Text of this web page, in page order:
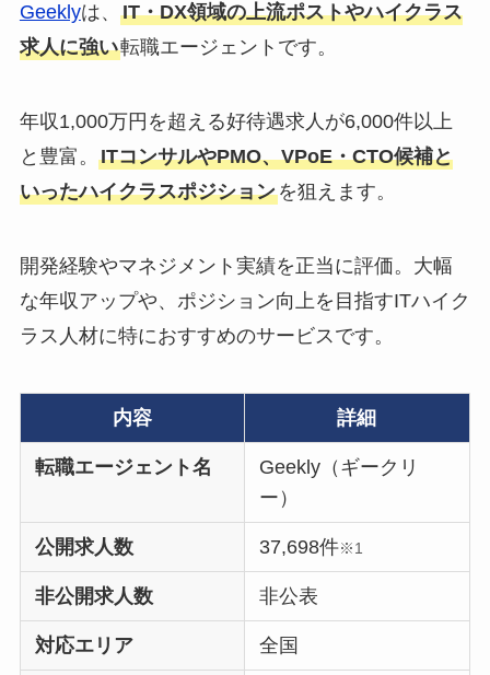
Geeklyは、 IT・DX領域の上流ポストやハイクラス
求人に強い転職エージェントです。
年収1,000万円を超える好待遇求人が6,000件以上
と豊富。 ITコンサルやPMO、VPoE・CTO候補と
いったハイクラスポジションを狙えます。
開発経験やマネジメント実績を正当に評価。大幅
な年収アップや、ポジション向上を目指すITハイク
ラス人材に特におすすめのサービスです。
内容 詳細
転職エージェント名
Geekly（ギークリ
ー）
公開求人数 37,698件※1
非公開求人数 非公表
対応エリア 全国